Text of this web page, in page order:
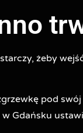
żeby
pod
Gdańsku